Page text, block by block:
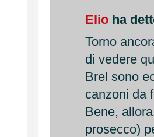
Elio ha
Torno
di vedere
Brel sono
canzoni da
Bene,
prosecco)